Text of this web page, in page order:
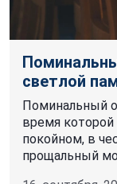
светлой
Поминальный
время
покойном, в
прощальный